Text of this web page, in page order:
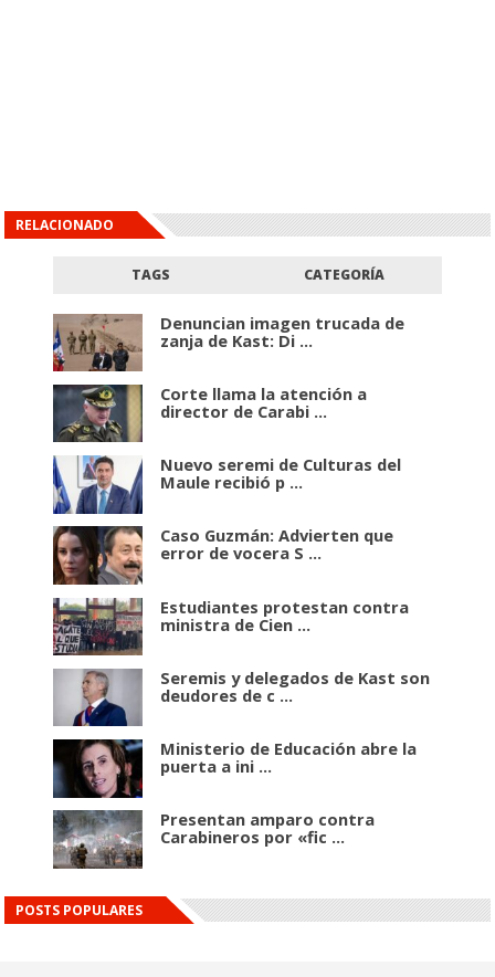
RELACIONADO
TAGS CATEGORÍA
Denuncian imagen trucada de
zanja de Kast: Di ...
Corte llama la atención a
director de Carabi ...
Nuevo seremi de Culturas del
Maule recibió p ...
Caso Guzmán: Advierten que
error de vocera S ...
Estudiantes protestan contra
ministra de Cien ...
Seremis y delegados de Kast son
deudores de c ...
Ministerio de Educación abre la
puerta a ini ...
Presentan amparo contra
Carabineros por «fic ...
POSTS POPULARES